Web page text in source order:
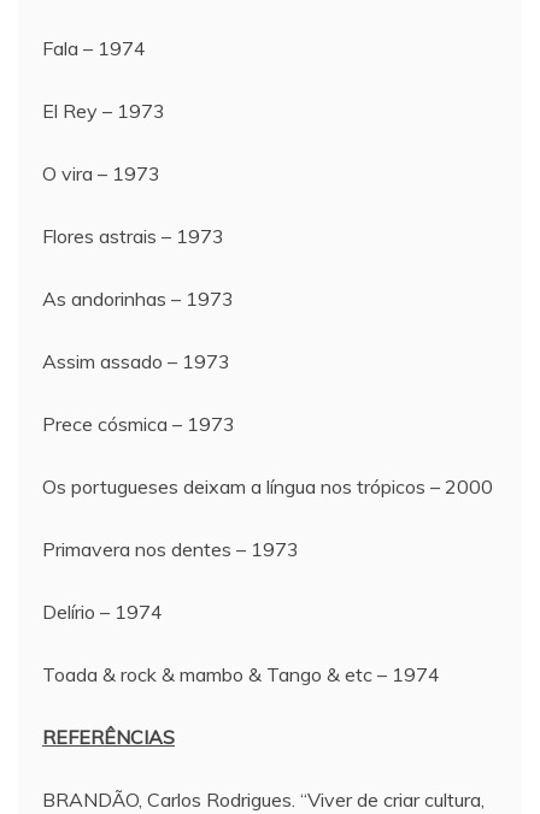
Fala – 1974
El Rey – 1973
O vira – 1973
Flores astrais – 1973
As andorinhas – 1973
Assim assado – 1973
Prece cósmica – 1973
Os portugueses deixam a língua nos trópicos – 2000
Primavera nos dentes – 1973
Delírio – 1974
Toada & rock & mambo & Tango & etc – 1974
REFERÊNCIAS
BRANDÃO, Carlos Rodrigues. “Viver de criar cultura,